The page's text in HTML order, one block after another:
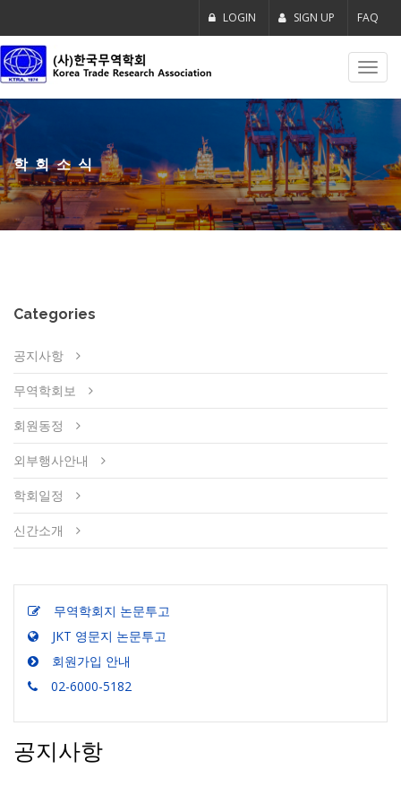
LOGIN SIGN UP FAQ
학회소식
Categories
공지사항
무역학회보
회원동정
외부행사안내
학회일정
신간소개
무역학회지 논문투고
JKT 영문지 논문투고
회원가입 안내
02-6000-5182
공지사항